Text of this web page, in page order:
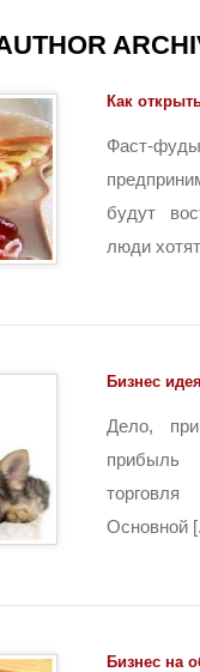
Как
будут
люди
Бизнес
Дело,
Основной
Бизнес на